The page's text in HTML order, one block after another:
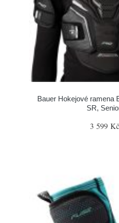
Bauer Hokejové ramena
SR,
3 599 Kč